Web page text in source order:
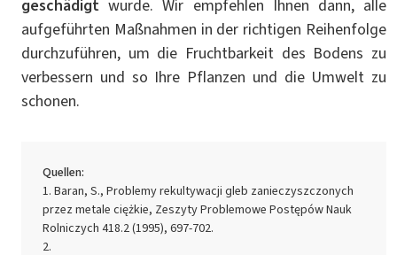
geschädigt wurde. Wir empfehlen Ihnen dann, alle
aufgeführten Maßnahmen in der richtigen Reihenfolge
durchzuführen, um die Fruchtbarkeit des Bodens zu
verbessern und so Ihre Pflanzen und die Umwelt zu
schonen.
Quellen:
Baran, S., Problemy rekultywacji gleb zanieczyszczonych
przez metale ciężkie, Zeszyty Problemowe Postępów Nauk
Rolniczych 418.2 (1995), 697-702.